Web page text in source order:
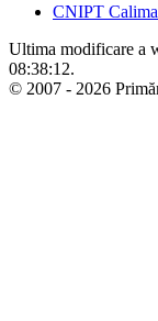
CNIPT
Ultima modificare a
08:38:12.
© 2007 - 2026